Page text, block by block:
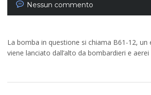
Nessun commento
La bomba in questione si chiama B61-12, un
viene lanciato dall’alto da bombardieri e